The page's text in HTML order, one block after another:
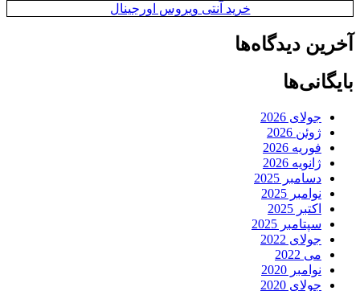
خرید آنتی ویروس اورجینال
آخرین دیدگاه‌ها
بایگانی‌ها
جولای 2026
ژوئن 2026
فوریه 2026
ژانویه 2026
دسامبر 2025
نوامبر 2025
اکتبر 2025
سپتامبر 2025
جولای 2022
می 2022
نوامبر 2020
جولای 2020